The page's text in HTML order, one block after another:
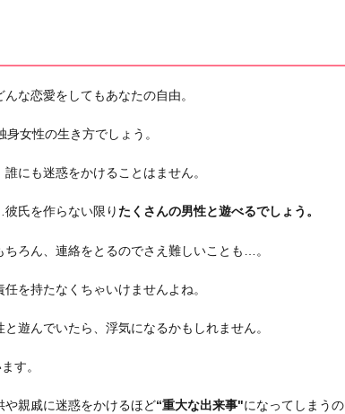
な恋愛をしてもあなたの自由。
女性の生き方でしょう。
にも迷惑をかけることはません。
氏を作らない限りたくさんの男性と遊べるでしょう。
ろん、連絡をとるのでさえ難しいことも…。
を持たなくちゃいけませんよね。
遊んでいたら、浮気になるかもしれません。
す。
親戚に迷惑をかけるほど“重大な出来事"になってしまうの